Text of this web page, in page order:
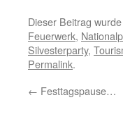
Dieser Beitrag
Feuerwerk,
Silvesterparty,
Permalink.
← Festtagspause…